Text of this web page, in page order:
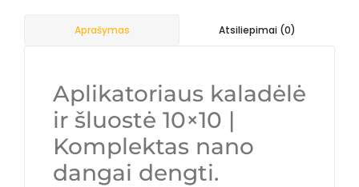
Aprašymas Atsiliepimai (0)
Aplikatoriaus kaladėlė
ir šluostė 10×10 |
Komplektas nano
dangai dengti.